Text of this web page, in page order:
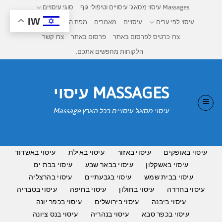
Massages עיסוי מסאג’ עיסויים וטיפולי גוף
סוגי עיסויים
עיסוי לפי ערים
עיסויים מאמרים
מפת העיסויים בישראל
צרו כרטיס לפרסום באתר
פרסום באתר
צרו קשר
הלקוחות מחפשים אתכם.
MASSAGES עיסוי
עיסוי מסאג' עיסויים בכל הארץ Massage
עיסוי באופקים עיסוי באזור עיסוי באילת
עיסוי באשדוד
עיסוי באשקלון
עיסוי בבאר שבע
עיסוי בבת ים
עיסוי בבית שמש
עיסוי בגבעתיים
עיסוי בהרצליה
עיסוי בחדרה
עיסוי בחולון עיסוי בחיפה
עיסוי בטבריה
עיסוי ביבנה
עיסוי בירושלים
עיסוי בכפר יונה
עיסוי בכפר סבא
עיסוי בנהריה
עיסוי בנס ציונה
IW